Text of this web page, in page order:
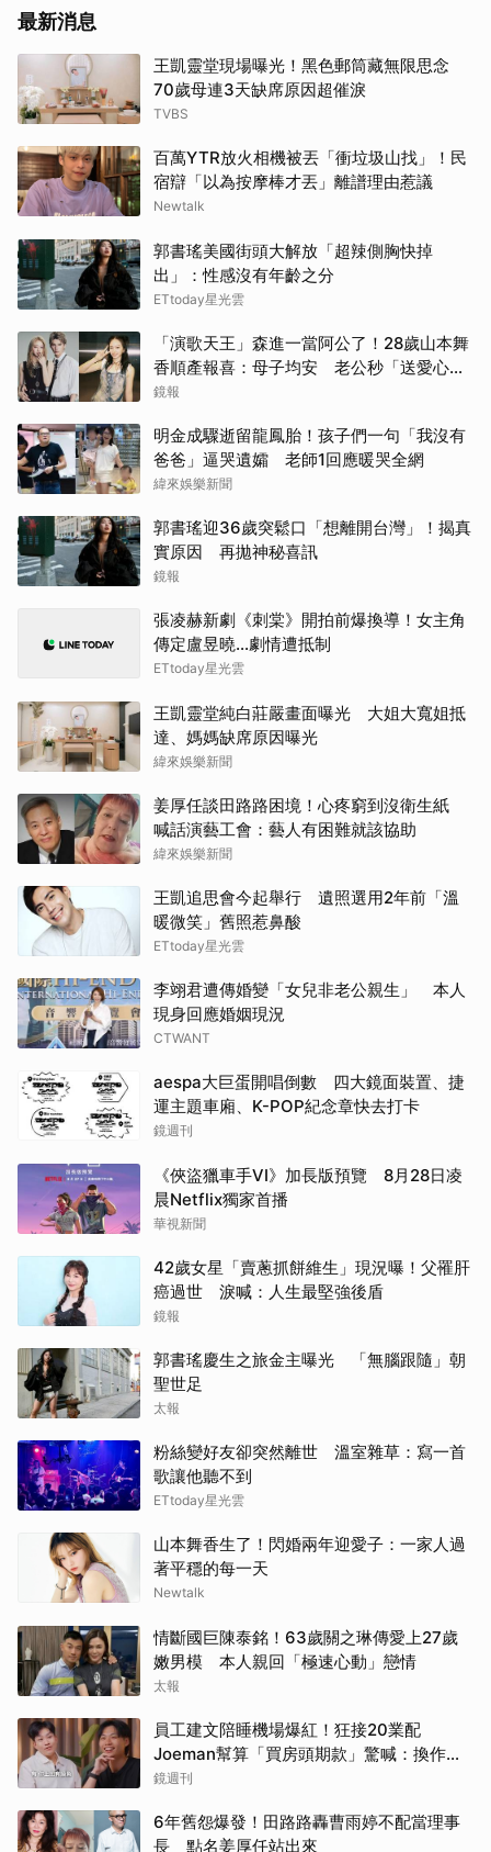
最新消息
王凱靈堂現場曝光！黑色郵筒藏無限思念
70歲母連3天缺席原因超催淚
TVBS
百萬YTR放火相機被丟「衝垃圾山找」！民
宿辯「以為按摩棒才丟」離譜理由惹議
Newtalk
郭書瑤美國街頭大解放「超辣側胸快掉
出」：性感沒有年齡之分
ETtoday星光雲
「演歌天王」森進一當阿公了！28歲山本舞
香順產報喜：母子均安 老公秒「送愛心」
閃炸
鏡報
明金成驟逝留龍鳳胎！孩子們一句「我沒有
爸爸」逼哭遺孀 老師1回應暖哭全網
緯來娛樂新聞
郭書瑤迎36歲突鬆口「想離開台灣」！揭真
實原因 再拋神秘喜訊
鏡報
張凌赫新劇《刺棠》開拍前爆換導！女主角
傳定盧昱曉…劇情遭抵制
ETtoday星光雲
王凱靈堂純白莊嚴畫面曝光 大姐大寬姐抵
達、媽媽缺席原因曝光
緯來娛樂新聞
姜厚任談田路路困境！心疼窮到沒衛生紙
喊話演藝工會：藝人有困難就該協助
緯來娛樂新聞
王凱追思會今起舉行 遺照選用2年前「溫
暖微笑」舊照惹鼻酸
ETtoday星光雲
李翊君遭傳婚變「女兒非老公親生」 本人
現身回應婚姻現況
CTWANT
aespa大巨蛋開唱倒數 四大鏡面裝置、捷
運主題車廂、K-POP紀念章快去打卡
鏡週刊
《俠盜獵車手VI》加長版預覽 8月28日凌
晨Netflix獨家首播
華視新聞
42歲女星「賣蔥抓餅維生」現況曝！父罹肝
癌過世 淚喊：人生最堅強後盾
鏡報
郭書瑤慶生之旅金主曝光 「無腦跟隨」朝
聖世足
太報
粉絲變好友卻突然離世 溫室雜草：寫一首
歌讓他聽不到
ETtoday星光雲
山本舞香生了！閃婚兩年迎愛子：一家人過
著平穩的每一天
Newtalk
情斷國巨陳泰銘！63歲關之琳傳愛上27歲
嫩男模 本人親回「極速心動」戀情
太報
員工建文陪睡機場爆紅！狂接20業配
Joeman幫算「買房頭期款」驚喊：換作我
也想離職
鏡週刊
6年舊怨爆發！田路路轟曹雨婷不配當理事
長 點名姜厚任站出來